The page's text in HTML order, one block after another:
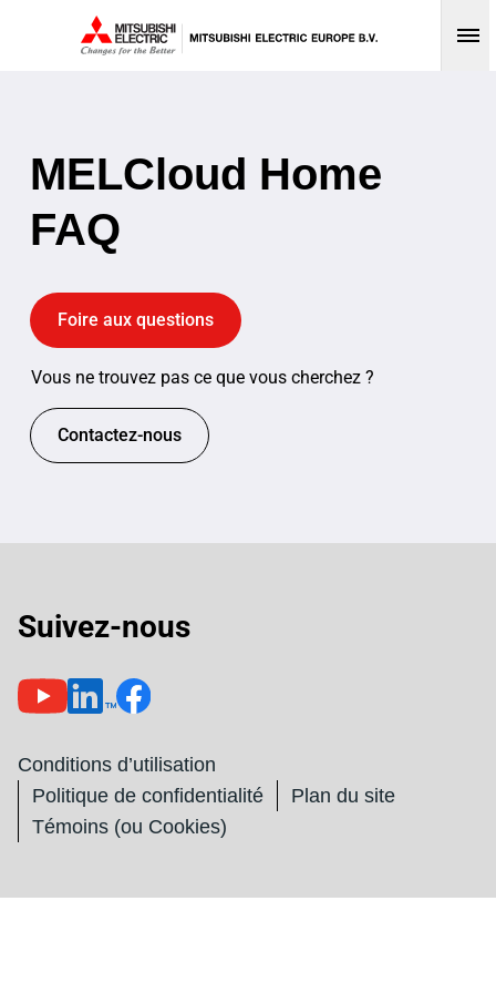
MELCloud Home
FAQ
Foire aux questions
Vous ne trouvez pas ce que vous cherchez ?
Contactez-nous
Suivez-nous
Conditions d’utilisation
Politique de confidentialité
Plan du site
Témoins (ou Cookies)